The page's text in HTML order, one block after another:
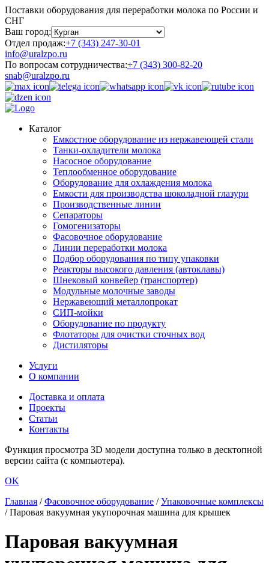
Поставки оборудования для переработки молока по России и
СНГ
Ваш город:
Отдел продаж:+7 (343) 247-30-01
info@uralzpo.ru
По вопросам сотрудничества:+7 (343) 300-82-20
snab@uralzpo.ru
Каталог
Емкостное оборудование из нержавеющей стали
Танки-охладители молока
Насосное оборудование
Теплообменное оборудование
Оборудование для охлаждения молока
Емкости для производства шоколадной глазури
Производственные линии
Сепараторы
Гомогенизаторы
Фасовочное оборудование
Линии переработки молока
Подбор оборудования по типу упаковки
Реакторы высокого давления (автоклавы)
Шнековый конвейер (транспортер)
Модульные молочные заводы
Нержавеющий металлопрокат
СИП-мойки
Оборудование по продукту
Флотаторы для очистки сточных вод
Дистиляторы
Услуги
О компании
Доставка и оплата
Проекты
Статьи
Контакты
Функция просмотра 3D модели доступна только в десктопной
версии сайта (с компьютера).
OK
Главная /Фасовочное оборудование /Упаковочные комплексы
/Паровая вакуумная укупорочная машина для крышек
Паровая вакуумная